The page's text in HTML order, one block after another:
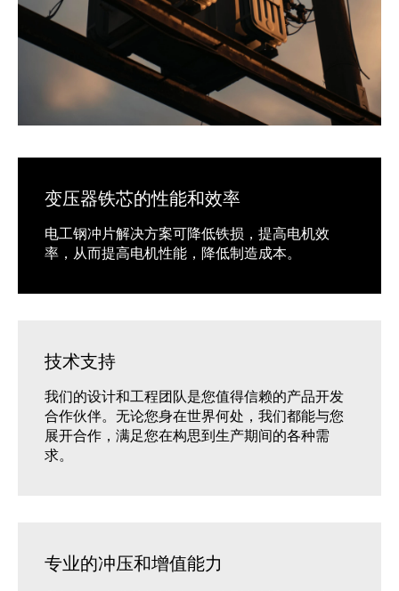
变压器铁芯的性能和效率
电工钢冲片解决方案可降低铁损，提高电机效
率，从而提高电机性能，降低制造成本。
技术支持
我们的设计和工程团队是您值得信赖的产品开发
合作伙伴。无论您身在世界何处，我们都能与您
展开合作，满足您在构思到生产期间的各种需
求。
专业的冲压和增值能力